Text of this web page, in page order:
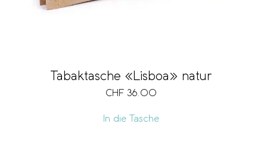
Tabaktasche «Lisboa» natur
CHF 36.00
In die Tasche